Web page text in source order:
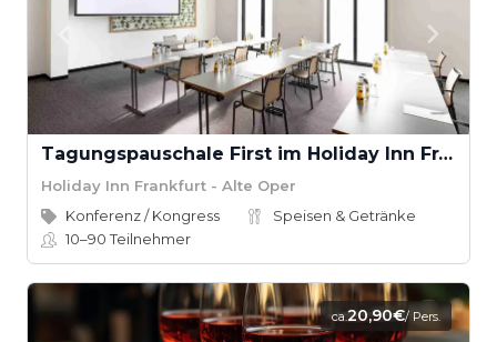
Tagungspauschale First im Holiday Inn Frankfurt - Alte Oper
Holiday Inn Frankfurt - Alte Oper
Konferenz / Kongress
Speisen & Getränke
10–90Teilnehmer
ca.20,90€/ Pers.